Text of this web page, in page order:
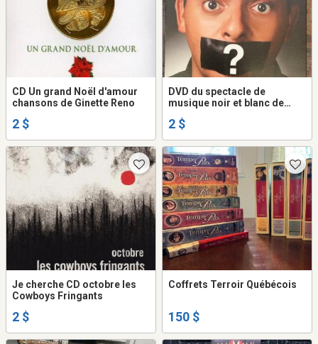
CD Un grand Noël d'amour
chansons de Ginette Reno
2 $
DVD du spectacle de
musique noir et blanc de
2 $
Je cherche CD octobre les
Cowboys Fringants
2 $
Coffrets Terroir Québécois
150 $